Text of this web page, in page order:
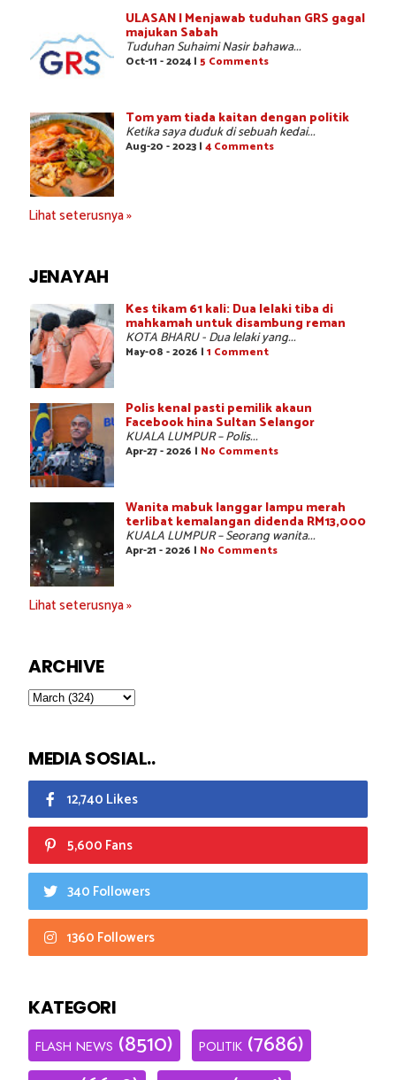
ULASAN | Menjawab tuduhan GRS gagal
majukan Sabah
Tuduhan Suhaimi Nasir bahawa...
Oct-11 - 2024 | 5 Comments
Tom yam tiada kaitan dengan politik
Ketika saya duduk di sebuah kedai...
Aug-20 - 2023 | 4 Comments
Lihat seterusnya »
JENAYAH
Kes tikam 61 kali: Dua lelaki tiba di
mahkamah untuk disambung reman
KOTA BHARU - Dua lelaki yang...
May-08 - 2026 | 1 Comment
Polis kenal pasti pemilik akaun
Facebook hina Sultan Selangor
KUALA LUMPUR – Polis...
Apr-27 - 2026 | No Comments
Wanita mabuk langgar lampu merah
terlibat kemalangan didenda RM13,000
KUALA LUMPUR – Seorang wanita...
Apr-21 - 2026 | No Comments
Lihat seterusnya »
ARCHIVE
MEDIA SOSIAL..
12,740 Likes
5,600 Fans
340 Followers
1360 Followers
KATEGORI
FLASH NEWS (8510) POLITIK (7686)